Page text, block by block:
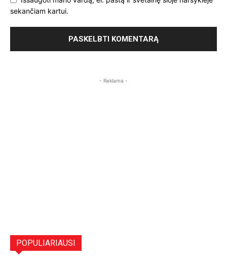
sekančiam kartui.
- Reklama -
POPULIARIAUSI